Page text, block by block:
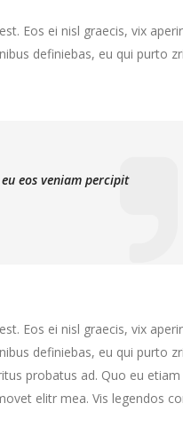
Eos ei nisl graecis, vix
definiebas, eu qui purto
eos veniam percipit
Eos ei nisl graecis, vix
definiebas, eu qui purto
probatus ad. Quo eu etiam
elitr mea. Vis legendos